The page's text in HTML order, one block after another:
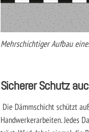
Mehrschichtiger Aufbau
Sicherer Schutz
Die Dämmschicht schützt
Handwerkerarbeiten. Jedes